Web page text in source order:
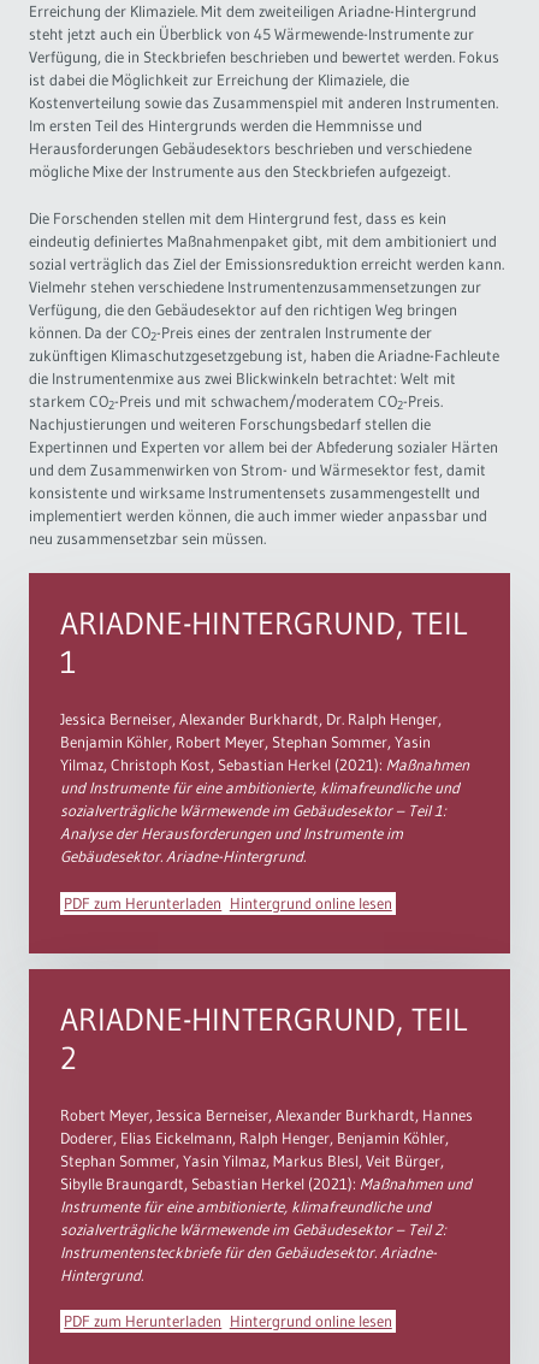
Erreichung der Klimaziele. Mit dem zweiteiligen Ariadne-Hintergrund
steht jetzt auch ein Überblick von 45 Wärmewende-Instrumente zur
Verfügung, die in Steckbriefen beschrieben und bewertet werden. Fokus
ist dabei die Möglichkeit zur Erreichung der Klimaziele, die
Kostenverteilung sowie das Zusammenspiel mit anderen Instrumenten.
Im ersten Teil des Hintergrunds werden die Hemmnisse und
Herausforderungen Gebäudesektors beschrieben und verschiedene
mögliche Mixe der Instrumente aus den Steckbriefen aufgezeigt.
Die Forschenden stellen mit dem Hintergrund fest, dass es kein
eindeutig definiertes Maßnahmenpaket gibt, mit dem ambitioniert und
sozial verträglich das Ziel der Emissionsreduktion erreicht werden kann.
Vielmehr stehen verschiedene Instrumentenzusammensetzungen zur
Verfügung, die den Gebäudesektor auf den richtigen Weg bringen
können. Da der CO2-Preis eines der zentralen Instrumente der
zukünftigen Klimaschutzgesetzgebung ist, haben die Ariadne-Fachleute
die Instrumentenmixe aus zwei Blickwinkeln betrachtet: Welt mit
starkem CO2-Preis und mit schwachem/moderatem CO2-Preis.
Nachjustierungen und weiteren Forschungsbedarf stellen die
Expertinnen und Experten vor allem bei der Abfederung sozialer Härten
und dem Zusammenwirken von Strom- und Wärmesektor fest, damit
konsistente und wirksame Instrumentensets zusammengestellt und
implementiert werden können, die auch immer wieder anpassbar und
neu zusammensetzbar sein müssen.
ARIADNE-HINTERGRUND, TEIL
1
Jessica Berneiser, Alexander Burkhardt, Dr. Ralph Henger,
Benjamin Köhler, Robert Meyer, Stephan Sommer, Yasin
Yilmaz, Christoph Kost, Sebastian Herkel (2021): Maßnahmen
und Instrumente für eine ambitionierte, klimafreundliche und
sozialverträgliche Wärmewende im Gebäudesektor – Teil 1:
Analyse der Herausforderungen und Instrumente im
Gebäudesektor. Ariadne-Hintergrund.
PDF zum Herunterladen Hintergrund online lesen
ARIADNE-HINTERGRUND, TEIL
2
Robert Meyer, Jessica Berneiser, Alexander Burkhardt, Hannes
Doderer, Elias Eickelmann, Ralph Henger, Benjamin Köhler,
Stephan Sommer, Yasin Yilmaz, Markus Blesl, Veit Bürger,
Sibylle Braungardt, Sebastian Herkel (2021): Maßnahmen und
Instrumente für eine ambitionierte, klimafreundliche und
sozialverträgliche Wärmewende im Gebäudesektor – Teil 2:
Instrumentensteckbriefe für den Gebäudesektor. Ariadne-
Hintergrund.
PDF zum Herunterladen Hintergrund online lesen